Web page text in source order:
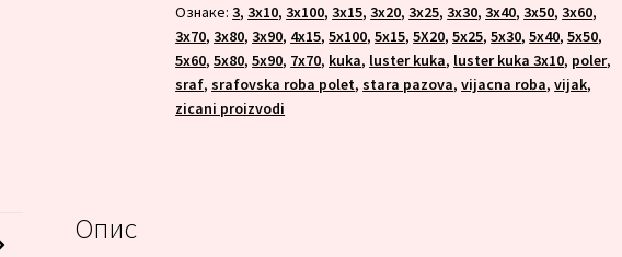
Ознаке:3,3x10,3x100,3x15,3x20,3x25,3x30,3x40,3x50,3x60,
3x70,3x80,3x90, 4x15,5x100,5x15,5X20,5x25,5x30,5x40,5x50,
5x60,5x80,5x90, 7x70, kuka, luster kuka, luster kuka 3x10, poler,
sraf,srafovska roba polet,stara pazova,vijacna roba,vijak,
zicani proizvodi
Опис